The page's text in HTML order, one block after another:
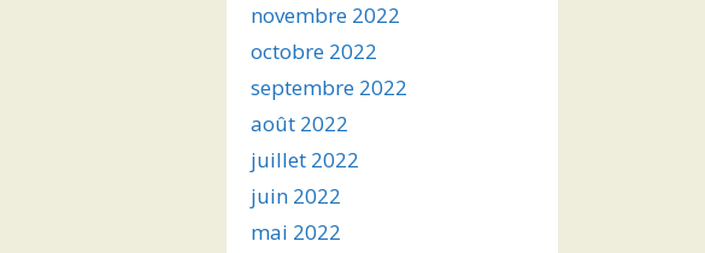
novembre 2022
octobre 2022
septembre 2022
août 2022
juillet 2022
juin 2022
mai 2022